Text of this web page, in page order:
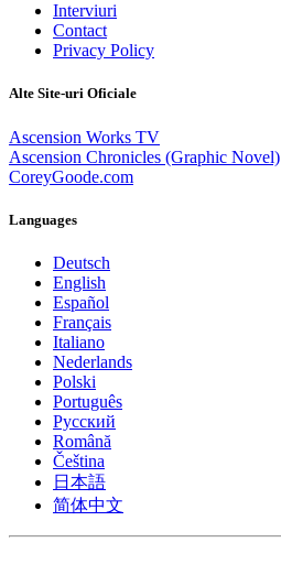
Interviuri
Contact
Privacy Policy
Alte Site-uri Oficiale
Ascension Works TV
Ascension Chronicles (Graphic Novel)
CoreyGoode.com
Languages
Deutsch
English
Español
Français
Italiano
Nederlands
Polski
Português
Pусский
Română
Čeština
日本語
简体中文